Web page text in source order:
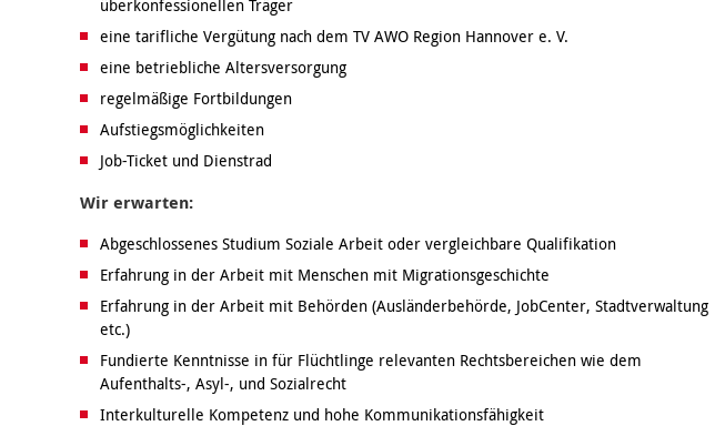
überkonfessionellen Träger
eine tarifliche Vergütung nach dem TV AWO Region Hannover e. V.
eine betriebliche Altersversorgung
regelmäßige Fortbildungen
Aufstiegsmöglichkeiten
Job-Ticket und Dienstrad
Wir erwarten:
Abgeschlossenes Studium Soziale Arbeit oder vergleichbare Qualifikation
Erfahrung in der Arbeit mit Menschen mit Migrationsgeschichte
Erfahrung in der Arbeit mit Behörden (Ausländerbehörde, JobCenter, Stadtverwaltung
etc.)
Fundierte Kenntnisse in für Flüchtlinge relevanten Rechtsbereichen wie dem
Aufenthalts-, Asyl-, und Sozialrecht
Interkulturelle Kompetenz und hohe Kommunikationsfähigkeit